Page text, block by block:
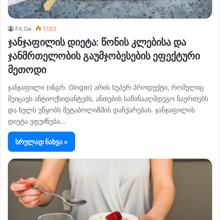
Fit.Ge 1,163
ჯანჯაფილის დიეტა: წონის კლებისა და
ჯანმრთელობის გაუმჯობესების ეფექტური
მეთოდი
ჯანჯაფილი (ინგრ. Ginger) არის სუპერ პროდუქტი, რომელიც
შეიცავს ანტიოქსიდანტებს, ანთების საწინააღმდეგო ნაერთებს
და ხელს უწყობს მეტაბოლიზმის დაჩქარებას. ჯანჯაფილის
დიეტა ეფუძნება…
სრულად ნახვა »